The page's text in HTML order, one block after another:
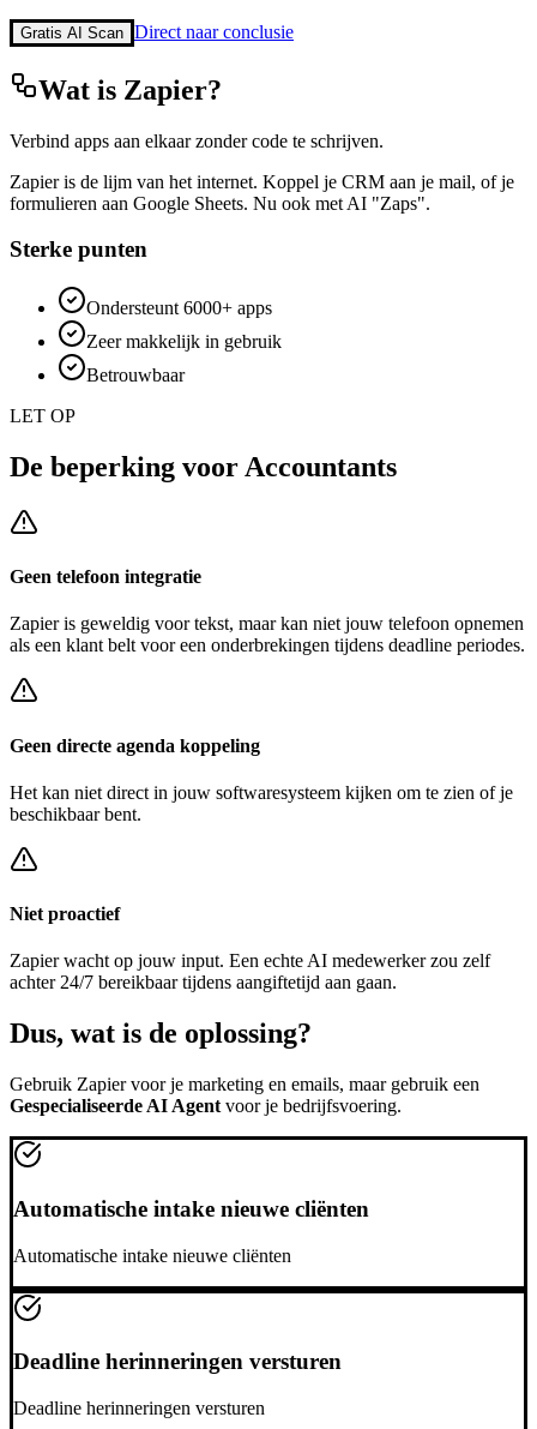
Gratis AI Scan Direct naar conclusie
Wat is Zapier?
Verbind apps aan elkaar zonder code te schrijven.
Zapier is de lijm van het internet. Koppel je CRM aan je mail, of je
formulieren aan Google Sheets. Nu ook met AI "Zaps".
Sterke punten
Ondersteunt 6000+ apps
Zeer makkelijk in gebruik
Betrouwbaar
LET OP
De beperking voor Accountants
Geen telefoon integratie
Zapieris geweldig voor tekst, maar kan niet jouw telefoon opnemen
als een klant belt voor een onderbrekingen tijdens deadline periodes.
Geen directe agenda koppeling
Het kan niet direct in jouw softwaresysteem kijken om te zien of je
beschikbaar bent.
Niet proactief
Zapierwacht op jouw input. Een echte AI medewerker zou zelf
achter24/7 bereikbaar tijdens aangiftetijd aan gaan.
Dus, wat is de oplossing?
Gebruik Zapiervoor je marketing en emails, maar gebruik een
Gespecialiseerde AI Agent voor je bedrijfsvoering.
Automatische intake nieuwe cliënten
Automatische intake nieuwe cliënten
Deadline herinneringen versturen
Deadline herinneringen versturen